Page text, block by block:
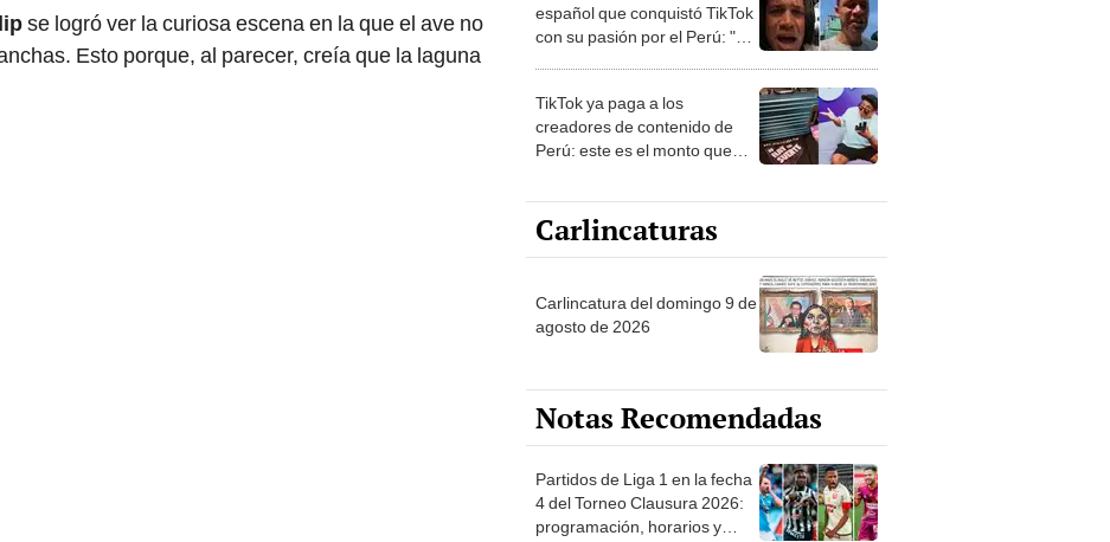
se logró ver la curiosa escena en la que el ave no
Esto porque, al parecer, creía que la laguna
español que conquistó TikTok
con su pasión por el Perú: "Mi
TikTok ya paga a los
creadores de contenido de
Perú: este es el monto que
1.000 vistas
Carlincaturas
Carlincatura del domingo 9 de
agosto de 2026
Notas Recomendadas
Partidos de Liga 1 en la fecha
4 del Torneo Clausura 2026:
programación, horarios y